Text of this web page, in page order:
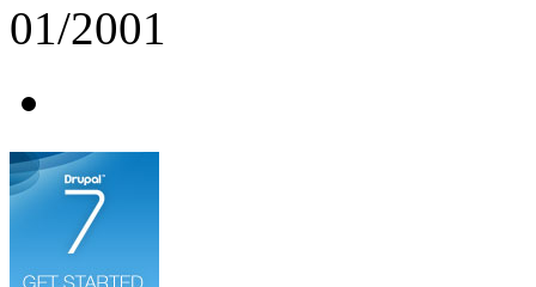
01/2001